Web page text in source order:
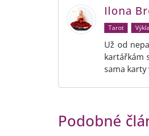
Ilona
Tarot
Už od
kartářkám
sama karty
Podobné